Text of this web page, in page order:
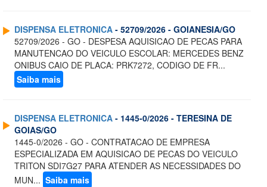
DISPENSA ELETRONICA - 52709/2026 - GOIANESIA/GO
52709/2026 - GO - DESPESA AQUISICAO DE PECAS PARA
MANUTENCAO DO VEICULO ESCOLAR: MERCEDES BENZ
ONIBUS CAIO DE PLACA: PRK7272, CODIGO DE FR...
Saiba mais
DISPENSA ELETRONICA - 1445-0/2026 - TERESINA DE
GOIAS/GO
1445-0/2026 - GO - CONTRATACAO DE EMPRESA
ESPECIALIZADA EM AQUISICAO DE PECAS DO VEICULO
TRITON SDI7G27 PARA ATENDER AS NECESSIDADES DO
MUN... Saiba mais